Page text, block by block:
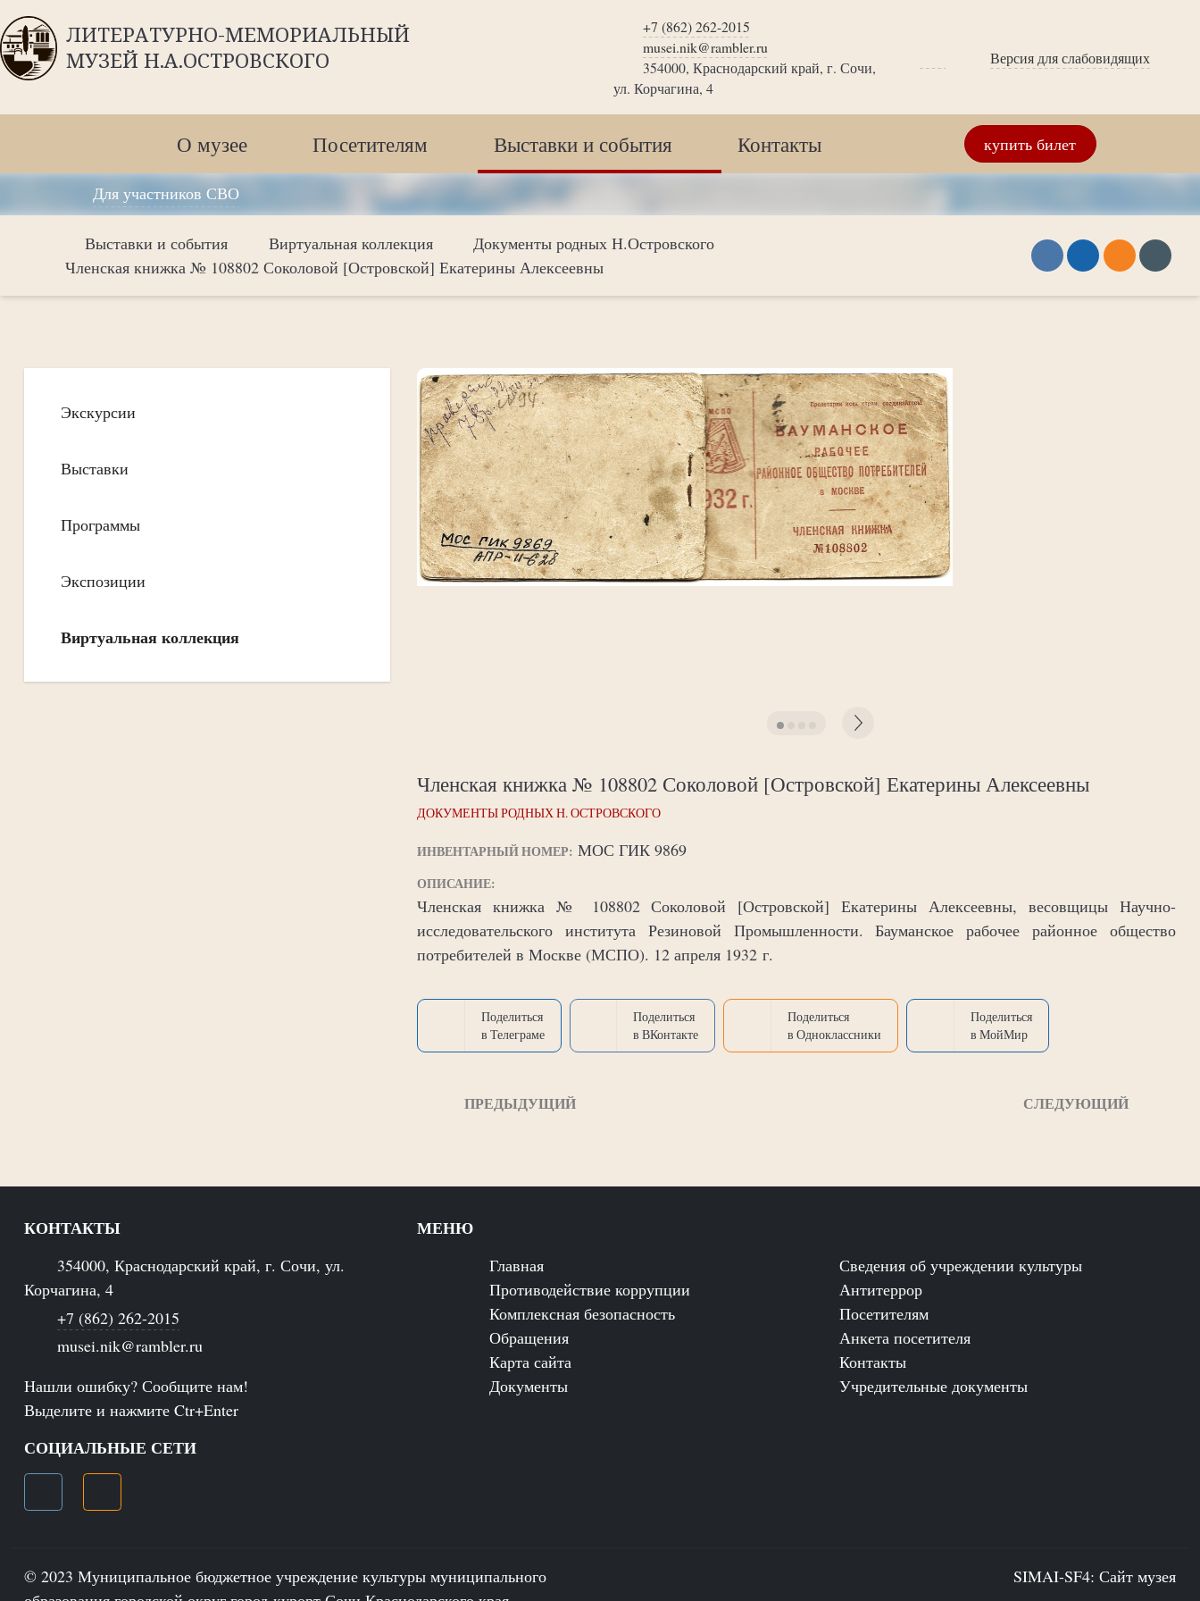
ЛИТЕРАТУРНО-МЕМОРИАЛЬНЫЙ
МУЗЕЙ Н.А.ОСТРОВСКОГО
+7 (862) 262-2015
musei.nik@rambler.ru
354000, Краснодарский край, г. Сочи,
ул. Корчагина, 4
Версия для слабовидящих
О музее Посетителям Выставки и события Контакты купить билет
Для участников СВО
Выставки и события Виртуальная коллекция
Документы родных Н.Островского
Членская книжка № 108802 Соколовой [Островской] Екатерины Алексеевны
Экскурсии
Выставки
Программы
Экспозиции
Виртуальная коллекция
Членская книжка № 108802 Соколовой [Островской] Екатерины Алексеевны
ДОКУМЕНТЫ РОДНЫХ Н. ОСТРОВСКОГО
ИНВЕНТАРНЫЙ НОМЕР: МОС ГИК 9869
ОПИСАНИЕ:
Членская книжка № 108802 Соколовой [Островской] Екатерины Алексеевны, весовщицы Научно-
исследовательского института Резиновой Промышленности. Бауманское рабочее районное общество
потребителей в Москве (МСПО). 12 апреля 1932 г.
Поделиться
в Телеграме
Поделиться
в ВКонтакте
Поделиться
в Одноклассники
Поделиться
в МойМир
ПРЕДЫДУЩИЙ СЛЕДУЮЩИЙ
КОНТАКТЫ
354000, Краснодарский край, г. Сочи, ул.
Корчагина, 4
+7 (862) 262-2015
musei.nik@rambler.ru
Нашли ошибку? Сообщите нам!
Выделите и нажмите Ctr+Enter
МЕНЮ
Главная
Сведения об учреждении культуры
Противодействие коррупции
Антитеррор
Комплексная безопасность
Посетителям
Обращения
Анкета посетителя
Карта сайта
Контакты
Документы
Учредительные документы
СОЦИАЛЬНЫЕ СЕТИ
© 2023 Муниципальное бюджетное учреждение культуры муниципального
SIMAI-SF4: Сайт музея